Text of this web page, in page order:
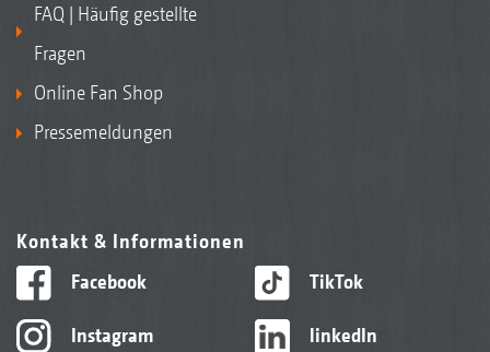
FAQ | Häufig gestellte
Fragen
Online Fan Shop
Pressemeldungen
Kontakt & Informationen
Facebook
Instagram
TikTok
linkedIn